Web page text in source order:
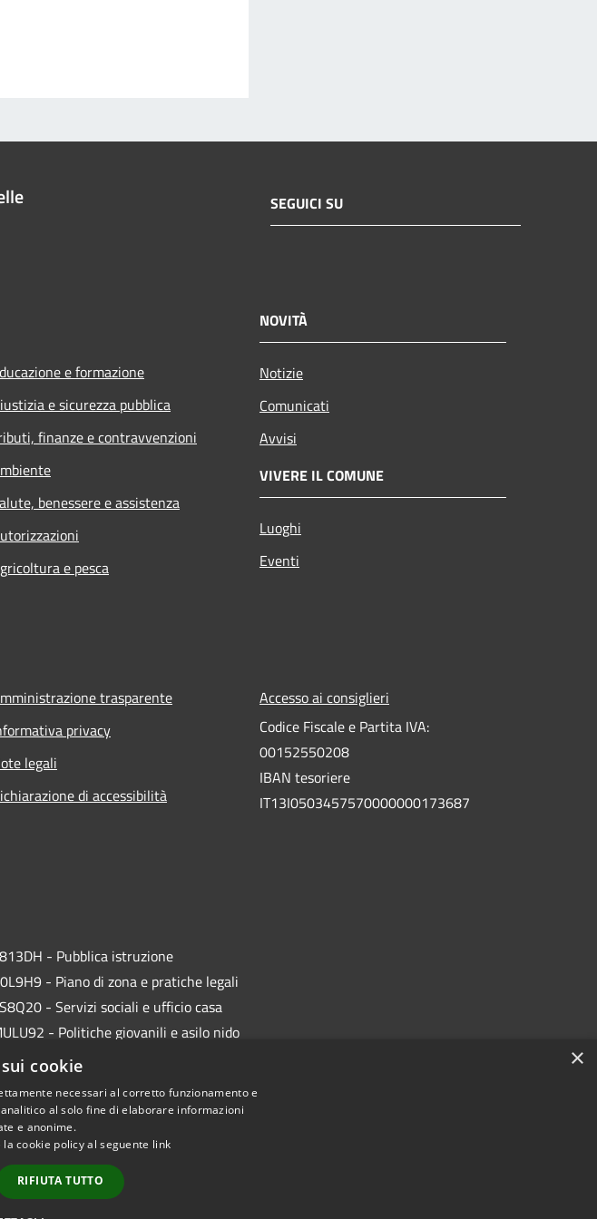
SEGUICI SU
e formazione
e sicurezza pubblica
finanze e contravvenzioni
benessere e assistenza
e pesca
NOVITÀ
Notizie
Comunicati
Avvisi
VIVERE IL COMUNE
Luoghi
Eventi
trasparente
privacy
legali
di accessibilità
Accesso ai consiglieri
Codice Fiscale e Partita IVA:
00152550208
IBAN tesoriere
IT13I0503457570000000173687
- Pubblica istruzione
- Piano di zona e pratiche legali
- Servizi sociali e ufficio casa
- Politiche giovanili e asilo nido
- CED, protocollo e anagrafe
Copyright © 2026 • Comune di Castiglione delle Stiviere • Powered by
×
cookie
necessari al corretto funzionamento e
al solo fine di elaborare informazioni
e anonime.
cookie policy al seguente link
RIFIUTA TUTTO